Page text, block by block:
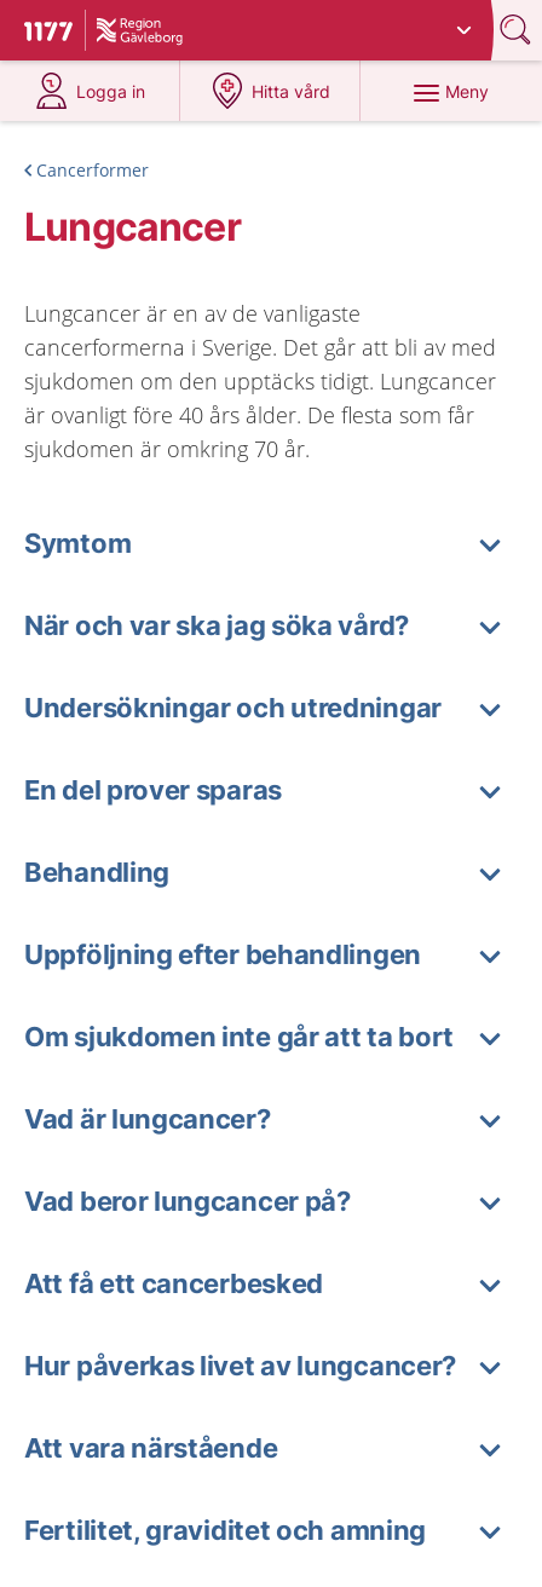
Till startsidan för 1177
Du har valt region
Logga in
på 1177.se
Hitta vård
på 1177.se
Meny
Cancerformer
Lungcancer
Lungcancer är en av de vanligaste
cancerformerna i Sverige. Det går att bli av med
sjukdomen om den upptäcks tidigt. Lungcancer
är ovanligt före 40 års ålder. De flesta som får
sjukdomen är omkring 70 år.
Symtom
När och var ska jag söka vård?
Undersökningar och utredningar
En del prover sparas
Behandling
Uppföljning efter behandlingen
Om sjukdomen inte går att ta bort
Vad är lungcancer?
Vad beror lungcancer på?
Att få ett cancerbesked
Hur påverkas livet av lungcancer?
Att vara närstående
Fertilitet, graviditet och amning